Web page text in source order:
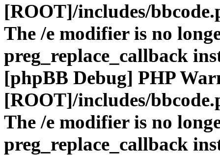
[ROOT]/includes/
The /e modifier is no
preg_replace_callback
[phpBB Debug] PHP
[ROOT]/includes/
The /e modifier is no
preg_replace_callback